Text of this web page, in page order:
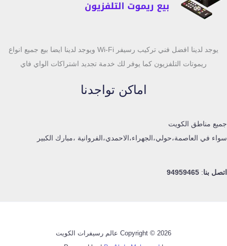
يوجد لدينا افضل فني تركيب رسيفر Wi-Fi ويوجد لدينا ايضا بيع جميع انواع
ريموتات التلفزيون كما يوفر لك خدمة تجديد اشتراكات الواي فاي
اماكن تواجدنا
جميع مناطق الكويت
سواء في العاصمة،حولي،الجهراء،الاحمدي،الفروانية ،مبارك الكبير
اتصل بنا:
94959465
Copyright © 2026 عالم رسيفرات الكويت